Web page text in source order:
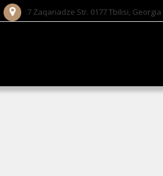
7 Zaqariadze Str. 0177 Tbilisi, Georgia